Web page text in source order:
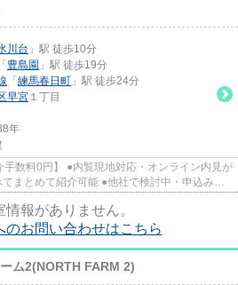
川台 」駅 徒歩10分
「 豊島園 」駅 徒歩19分
「 練馬春日町 」駅 徒歩24分
早宮 １丁目
年
手数料0円】 ●内覧現地対応・オンライン内見が
まとめて紹介可能 ●他社で検討中・申込み済
情報がありません。
のお問い合わせはこちら
ム2(NORTH FARM 2)